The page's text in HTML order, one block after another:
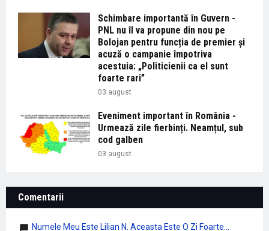
Schimbare importantă în Guvern -
PNL nu îl va propune din nou pe
Bolojan pentru funcția de premier și
acuză o campanie împotriva
acestuia: „Politicienii ca el sunt
foarte rari”
03 august
Eveniment important în România -
Urmează zile fierbinți. Neamțul, sub
cod galben
03 august
Comentarii
Numele Meu Este Lilian N. Aceasta Este O Zi Foarte...